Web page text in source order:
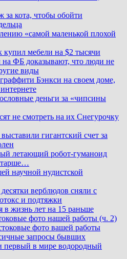
кота, чтобы обойти
«самой маленькой плохой
мебели на $2 тысячи
ФБ доказывают, что люди не
виды
Бэнкси на своем доме,
деньги за «чипсины
не смотреть на их Снегурочку
гигантский счет за
летающий робот-гуманоид
научной нудистской
верблюдов сняли с
и подтяжки
в жизнь лет на 15 раньше
фото нашей работы (ч. 2)
фото вашей работы
запросы бывших
первый в мире водородный